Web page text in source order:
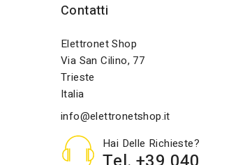
Contatti
Elettronet Shop
Via San Cilino, 77
Trieste
Italia
info@elettronetshop.it
Hai Delle Richieste?